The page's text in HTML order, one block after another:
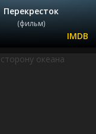
Перекресток
(фильм)